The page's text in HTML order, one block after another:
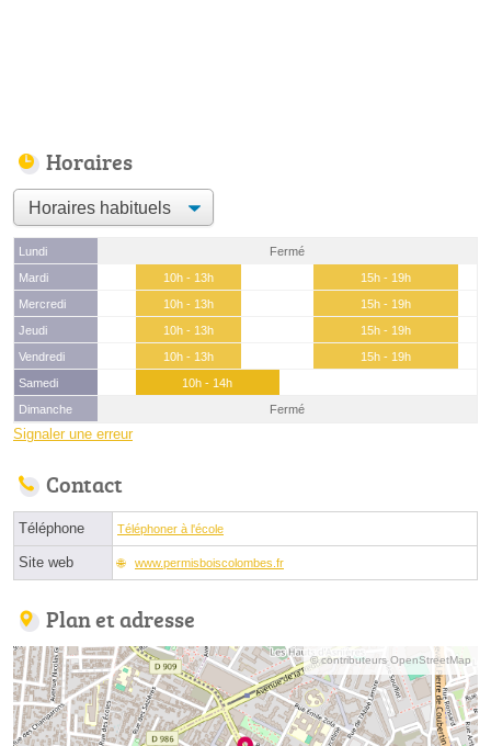
Horaires
Lundi
Fermé
Mardi
10h - 13h
15h - 19h
Mercredi
10h - 13h
15h - 19h
Jeudi
10h - 13h
15h - 19h
Vendredi
10h - 13h
15h - 19h
Samedi
10h - 14h
Dimanche
Fermé
Signaler une erreur
Contact
Téléphone Téléphoner à l'école
Site web www.permisboiscolombes.fr
Plan et adresse
© contributeurs OpenStreetMap